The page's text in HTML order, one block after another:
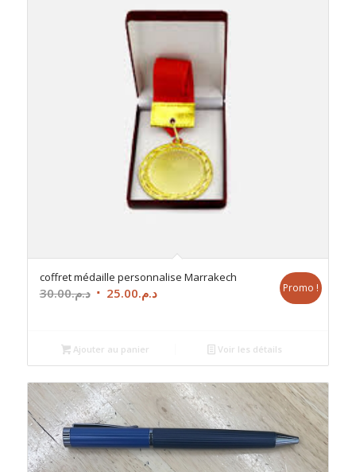
coffret médaille personnalise Marrakech
د.م.30.00
Le
était :
د.م.30.00.
د.م.25.00
Le
د.م.25.00.
Promo !
Ajouter au panier Voir les détails